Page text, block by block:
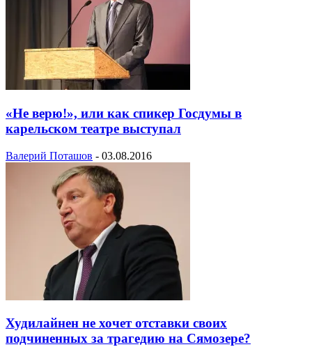
«Не верю!», или как спикер Госдумы в
карельском театре выступал
Валерий Поташов - 03.08.2016
Худилайнен не хочет отставки своих
подчиненных за трагедию на Сямозере?